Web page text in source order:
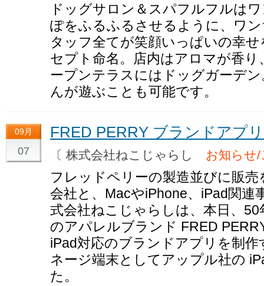
ドッグサロン＆スパフルフルは
ぽをふるふるさせるように、ワ
タッフ全てが笑顔いっぱいの幸
セプト命名。店内はアロマが香
ープンテラスにはドッグガーデ
んが遊ぶことも可能です。
09月
07
FRED PERRY ブランドアプ
〔 株式会社ねこじゃらし お知らせ/
フレッドペリーの製造並びに販
会社と、MacやiPhone、iPad関連
式会社ねこじゃらしは、本日、
のアパレルブランド FRED
iPad対応のブランドアプリを制
ネージ端末としてアップル社の
た。